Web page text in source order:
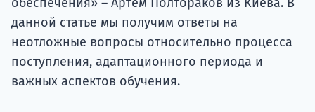
данной статье мы получим ответы на
неотложные вопросы относительно процесса
поступления, адаптационного периода и
важных аспектов обучения.